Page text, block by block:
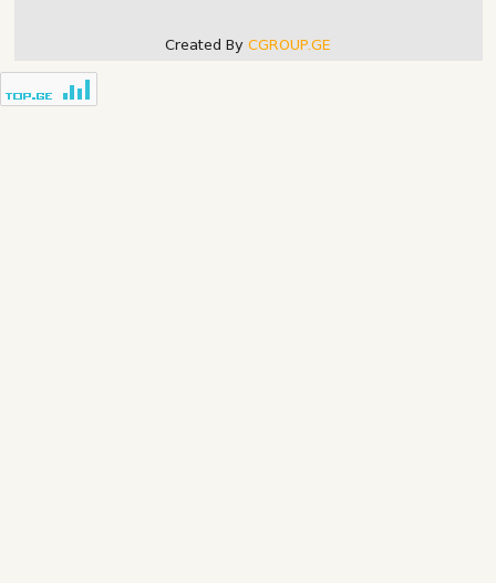
Created By CGROUP.GE